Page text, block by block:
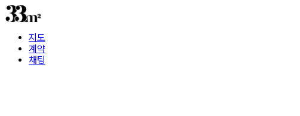
지도
계약
채팅